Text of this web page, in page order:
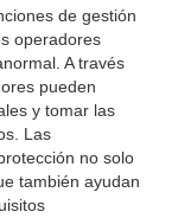
de gestión
operadores
A través
pueden
y tomar las
Las
no solo
también ayudan